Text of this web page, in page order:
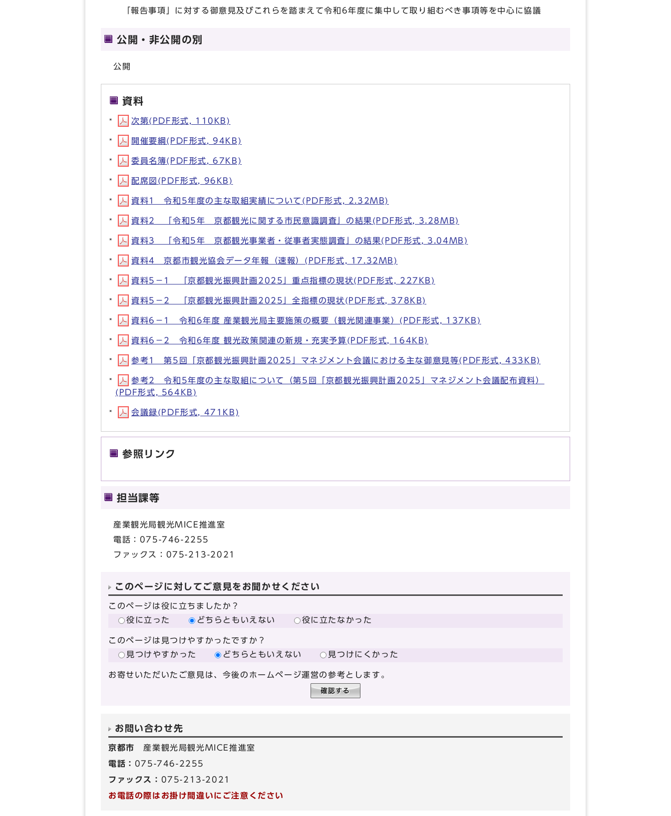
「報告事項」に対する御意見及びこれらを踏まえて令和6年度に集中して取り組むべき事項等を中心に協議
公開・非公開の別
公開
資料
次第(PDF形式, 110KB)
開催要綱(PDF形式, 94KB)
委員名簿(PDF形式, 67KB)
配席図(PDF形式, 96KB)
資料1 令和5年度の主な取組実績について(PDF形式, 2.32MB)
資料2 「令和5年 京都観光に関する市民意識調査」の結果(PDF形式, 3.28MB)
資料3 「令和5年 京都観光事業者・従事者実態調査」の結果(PDF形式, 3.04MB)
資料4 京都市観光協会データ年報（速報）(PDF形式, 17.32MB)
資料5－1 「京都観光振興計画2025」重点指標の現状(PDF形式, 227KB)
資料5－2 「京都観光振興計画2025」全指標の現状(PDF形式, 378KB)
資料6－1 令和6年度 産業観光局主要施策の概要（観光関連事業）(PDF形式, 137KB)
資料6－2 令和6年度 観光政策関連の新規・充実予算(PDF形式, 164KB)
参考1 第5回「京都観光振興計画2025」マネジメント会議における主な御意見等(PDF形式, 433KB)
参考2 令和5年度の主な取組について（第5回「京都観光振興計画2025」マネジメント会議配布資料）
(PDF形式, 564KB)
会議録(PDF形式, 471KB)
参照リンク
担当課等
産業観光局観光MICE推進室
電話：075-746-2255
ファックス：075-213-2021
このページに対してご意見をお聞かせください
このページは役に立ちましたか？
役に立った
どちらともいえない 役に立たなかった
このページは見つけやすかったですか？
見つけやすかった
どちらともいえない 見つけにくかった
お寄せいただいたご意見は、今後のホームページ運営の参考とします。
お問い合わせ先
京都市 産業観光局観光MICE推進室
電話： 075-746-2255
ファックス： 075-213-2021
お電話の際はお掛け間違いにご注意ください